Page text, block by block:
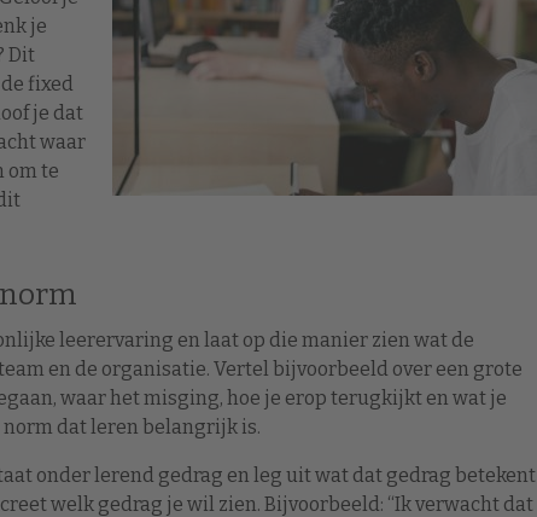
je
Dit
fixed
je dat
waar
om te
norm
leerervaring en laat op die manier zien wat de
en de organisatie. Vertel bijvoorbeeld over een grote
waar het misging, hoe je erop terugkijkt en wat je
norm dat leren belangrijk is.
onder lerend gedrag en leg uit wat dat gedrag betekent
welk gedrag je wil zien. Bijvoorbeeld: “Ik verwacht dat